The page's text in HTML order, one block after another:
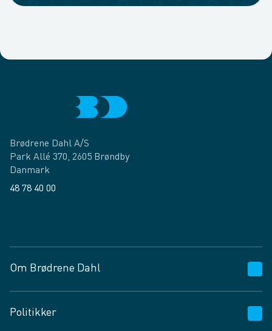
Brødrene Dahl A/S
Park Allé 370, 2605 Brøndby
Danmark
48 78 40 00
Om Brødrene Dahl
Vagttelefon 30 10 89 89
Politikker